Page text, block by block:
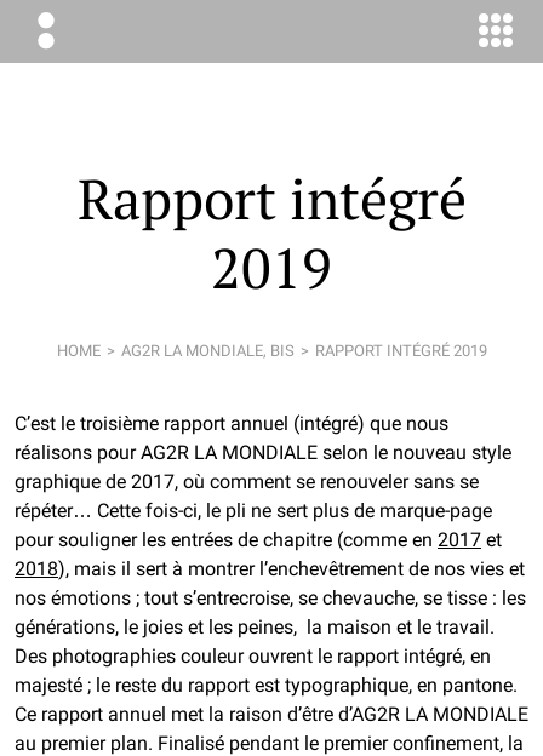
ÉLODIE
BOYER
Rapport intégré
2019
HOME AG2R LA MONDIALE, BIS RAPPORT INTÉGRÉ 2019
C’est le troisième rapport annuel (intégré) que nous
réalisons pour AG2R LA MONDIALE selon le nouveau style
graphique de 2017, où comment se renouveler sans se
répéter… Cette fois-ci, le pli ne sert plus de marque-page
pour souligner les entrées de chapitre (comme en 2017 et
2018), mais il sert à montrer l’enchevêtrement de nos vies et
nos émotions ; tout s’entrecroise, se chevauche, se tisse : les
générations, le joies et les peines, la maison et le travail.
Des photographies couleur ouvrent le rapport intégré, en
majesté ; le reste du rapport est typographique, en pantone.
Ce rapport annuel met la raison d’être d’AG2R LA MONDIALE
au premier plan. Finalisé pendant le premier confinement, la